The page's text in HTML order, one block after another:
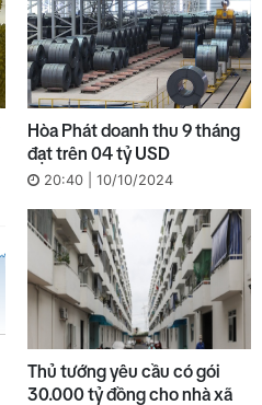
Hòa Phát doanh thu 9 tháng
đạt trên 04 tỷ USD
20:40 | 10/10/2024
Thủ tướng yêu cầu có gói
30.000 tỷ đồng cho nhà xã